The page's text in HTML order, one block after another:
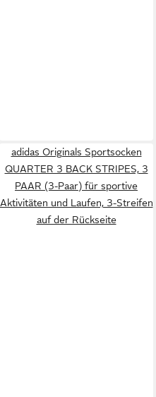
adidas Originals Sportsocken
QUARTER 3 BACK STRIPES, 3
PAAR (3-Paar) für sportive
Aktivitäten und Laufen, 3-Streifen
auf der Rückseite